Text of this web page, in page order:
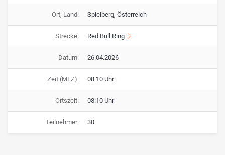
Ort, Land: Spielberg, Österreich
Strecke: Red Bull Ring
Datum: 26.04.2026
Zeit (MEZ): 08:10 Uhr
Ortszeit: 08:10 Uhr
Teilnehmer: 30